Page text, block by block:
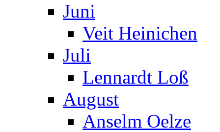
Juni
Veit Heinichen
Juli
Lennardt Loß
August
Anselm Oelze